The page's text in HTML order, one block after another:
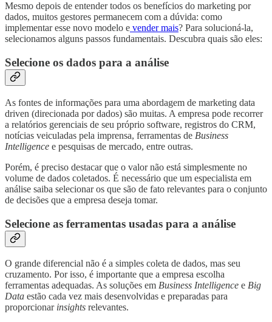
Mesmo depois de entender todos os benefícios do marketing por
dados, muitos gestores permanecem com a dúvida: como
implementar esse novo modelo e vender mais? Para solucioná-la,
selecionamos alguns passos fundamentais. Descubra quais são eles:
Selecione os dados para a análise
As fontes de informações para uma abordagem de marketing data
driven (direcionada por dados) são muitas. A empresa pode recorrer
a relatórios gerenciais de seu próprio software, registros do CRM,
notícias veiculadas pela imprensa, ferramentas de Business
Intelligence e pesquisas de mercado, entre outras.
Porém, é preciso destacar que o valor não está simplesmente no
volume de dados coletados. É necessário que um especialista em
análise saiba selecionar os que são de fato relevantes para o conjunto
de decisões que a empresa deseja tomar.
Selecione as ferramentas usadas para a análise
O grande diferencial não é a simples coleta de dados, mas seu
cruzamento. Por isso, é importante que a empresa escolha
ferramentas adequadas. As soluções em Business Intelligence e Big
Data estão cada vez mais desenvolvidas e preparadas para
proporcionar insights relevantes.